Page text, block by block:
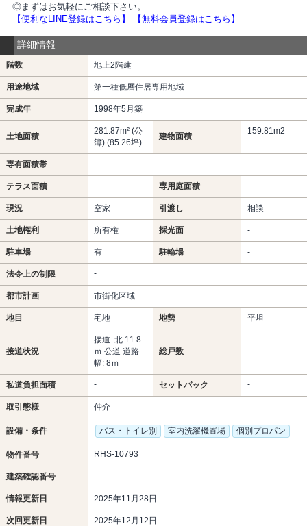
◎まずはお気軽にご相談下さい。
【便利なLINE登録はこちら】
【無料会員登録はこちら】
詳細情報
階数 地上2階建
用途地域 第一種低層住居専用地域
完成年 1998年5月築
土地面積
281.87m² (公
簿) (85.26坪)
建物面積
159.81m2
専有面積帯
テラス面積 - 専用庭面積 -
現況 空家 引渡し 相談
土地権利 所有権 採光面 -
駐車場 有 駐輪場 -
法令上の制限 -
都市計画 市街化区域
地目 宅地 地勢 平坦
接道状況
接道: 北 11.8
ｍ 公道 道路
幅: 8ｍ
総戸数
-
私道負担面積 - セットバック -
取引態様 仲介
設備・条件 バス・トイレ別 室内洗濯機置場 個別プロパン
物件番号 RHS-10793
建築確認番号
情報更新日 2025年11月28日
次回更新日 2025年12月12日